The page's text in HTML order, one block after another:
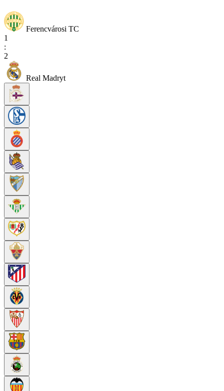
Ferencvárosi TC
1
:
2
Real Madryt